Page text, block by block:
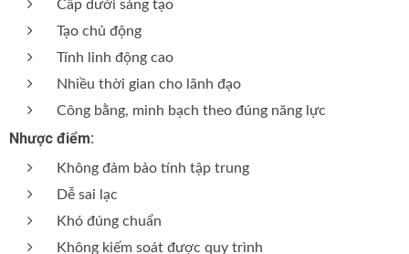
Cấp dưới sáng tạo
Tạo chủ động
Tính linh động cao
Nhiều thời gian cho lãnh đạo
Công bằng, minh bạch theo đúng năng lực
Nhược điểm:
Không đảm bảo tính tập trung
Dễ sai lạc
Khó đúng chuẩn
Không kiếm soát được quy trình